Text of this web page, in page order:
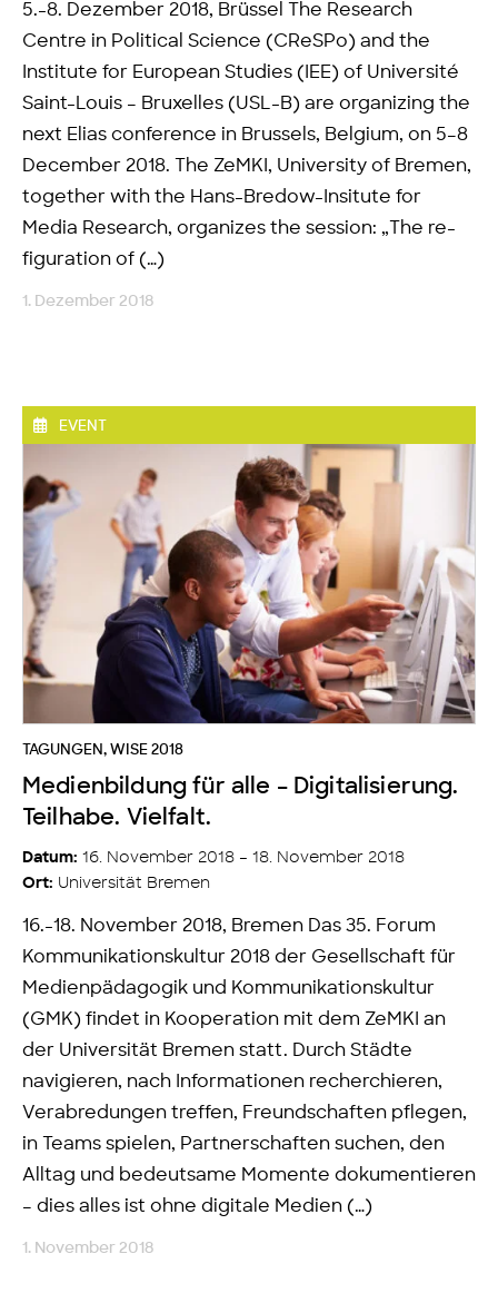
5.-8. Dezember 2018, Brüssel The Research
Centre in Political Science (CReSPo) and the
Institute for European Studies (IEE) of Université
Saint-Louis – Bruxelles (USL-B) are organizing the
next Elias conference in Brussels, Belgium, on 5–8
December 2018. The ZeMKI, University of Bremen,
together with the Hans-Bredow-Insitute for
Media Research, organizes the session: „The re-
figuration of (…)
1. Dezember 2018
EVENT
TAGUNGEN, WISE 2018
Medienbildung für alle – Digitalisierung.
Teilhabe. Vielfalt.
Datum: 16. November 2018 – 18. November 2018
Ort: Universität Bremen
16.-18. November 2018, Bremen Das 35. Forum
Kommunikationskultur 2018 der Gesellschaft für
Medienpädagogik und Kommunikationskultur
(GMK) findet in Kooperation mit dem ZeMKI an
der Universität Bremen statt. Durch Städte
navigieren, nach Informationen recherchieren,
Verabredungen treffen, Freundschaften pflegen,
in Teams spielen, Partnerschaften suchen, den
Alltag und bedeutsame Momente dokumentieren
– dies alles ist ohne digitale Medien (…)
1. November 2018